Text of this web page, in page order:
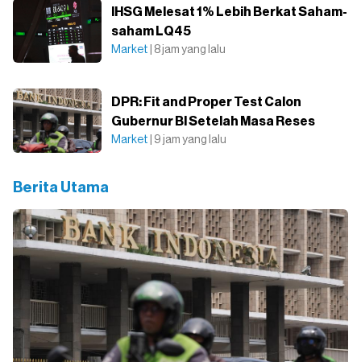
IHSG Melesat 1% Lebih Berkat Saham-
saham LQ45
Market | 8 jam yang lalu
DPR: Fit and Proper Test Calon
Gubernur BI Setelah Masa Reses
Market | 9 jam yang lalu
Berita Utama